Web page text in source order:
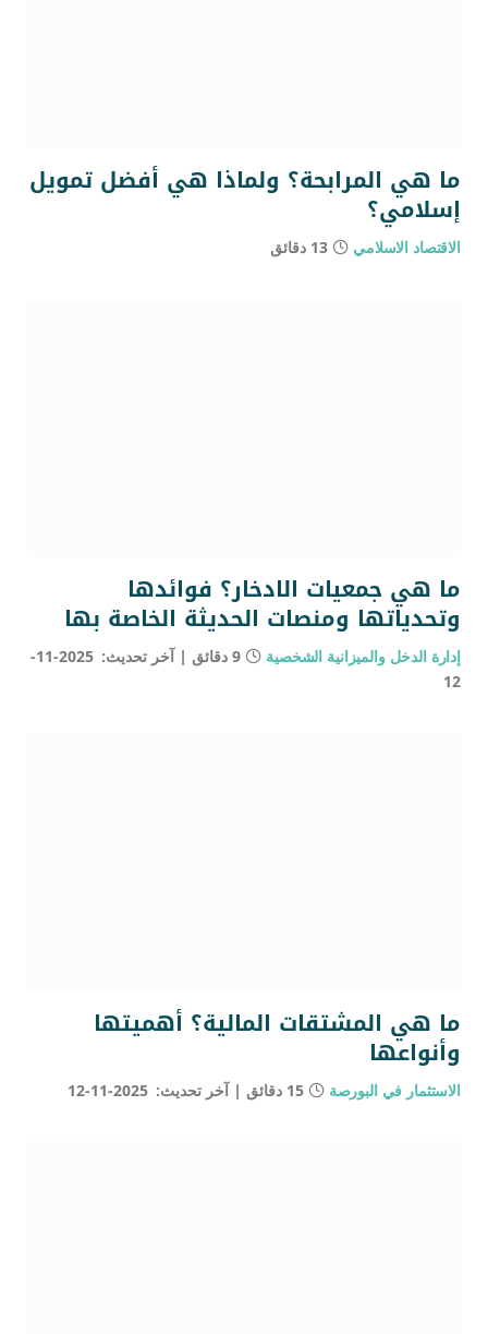
ما هي المرابحة؟ ولماذا هي أفضل تمويل
إسلامي؟
الاقتصاد الاسلامي 13 دقائق
ما هي جمعيات الادخار؟ فوائدها
وتحدياتها ومنصات الحديثة الخاصة بها
إدارة الدخل والميزانية الشخصية 9 دقائق آخر تحديث:
2025-11-
12
ما هي المشتقات المالية؟ أهميتها
وأنواعها
الاستثمار في البورصة 15 دقائق آخر تحديث: 2025-11-12